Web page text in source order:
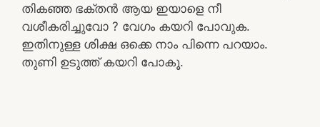
തികഞ്ഞ ഭക്തൻ ആയ ഇയാളെ നീ
വശീകരിച്ചുവോ ? വേഗം കയറി പോവുക.
ഇതിനുള്ള ശിക്ഷ ഒക്കെ നാം പിന്നെ പറയാം.
തുണി ഉടുത്ത് കയറി പോകൂ.